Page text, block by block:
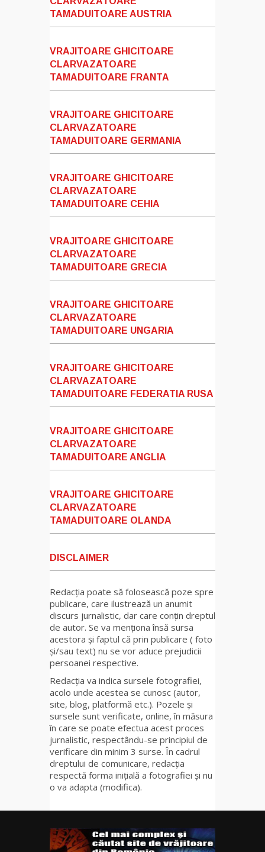
TAMADUITOARE AUSTRIA
VRAJITOARE GHICITOARE
CLARVAZATOARE
TAMADUITOARE FRANTA
VRAJITOARE GHICITOARE
CLARVAZATOARE
TAMADUITOARE GERMANIA
VRAJITOARE GHICITOARE
CLARVAZATOARE
TAMADUITOARE CEHIA
VRAJITOARE GHICITOARE
CLARVAZATOARE
TAMADUITOARE GRECIA
VRAJITOARE GHICITOARE
CLARVAZATOARE
TAMADUITOARE UNGARIA
VRAJITOARE GHICITOARE
CLARVAZATOARE
TAMADUITOARE FEDERATIA RUSA
VRAJITOARE GHICITOARE
CLARVAZATOARE
TAMADUITOARE ANGLIA
VRAJITOARE GHICITOARE
CLARVAZATOARE
TAMADUITOARE OLANDA
DISCLAIMER
Redacția poate să folosească poze spre
publicare, care ilustrează un anumit
discurs jurnalistic, dar care conțin dreptul
de autor. Se va menționa însă sursa
acestora și faptul că prin publicare ( foto
și/sau text) nu se vor aduce prejudicii
persoanei respective.
Redacția va indica sursele fotografiei,
acolo unde acestea se cunosc (autor,
site, blog, platformă etc.). Pozele și
sursele sunt verificate, online, în măsura
în care se poate efectua acest proces
jurnalistic, respectându-se principiul de
verificare din minim 3 surse. În cadrul
dreptului de comunicare, redacția
respectă forma inițială a fotografiei și nu
o va adapta (modifica).